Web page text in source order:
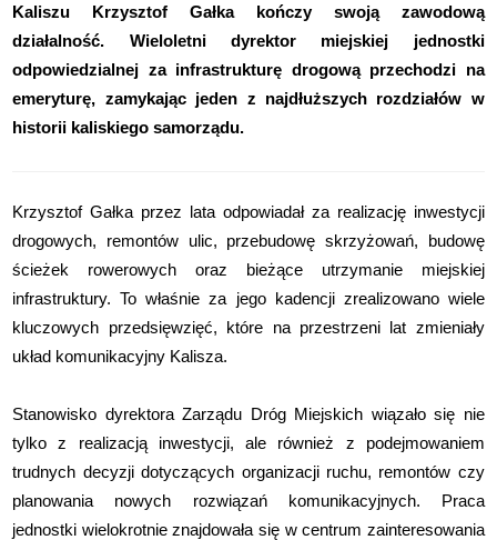
Kaliszu Krzysztof Gałka kończy swoją zawodową
działalność. Wieloletni dyrektor miejskiej jednostki
odpowiedzialnej za infrastrukturę drogową przechodzi na
emeryturę, zamykając jeden z najdłuższych rozdziałów w
historii kaliskiego samorządu.
Krzysztof Gałka przez lata odpowiadał za realizację inwestycji
drogowych, remontów ulic, przebudowę skrzyżowań, budowę
ścieżek rowerowych oraz bieżące utrzymanie miejskiej
infrastruktury. To właśnie za jego kadencji zrealizowano wiele
kluczowych przedsięwzięć, które na przestrzeni lat zmieniały
układ komunikacyjny Kalisza.
Stanowisko dyrektora Zarządu Dróg Miejskich wiązało się nie
tylko z realizacją inwestycji, ale również z podejmowaniem
trudnych decyzji dotyczących organizacji ruchu, remontów czy
planowania nowych rozwiązań komunikacyjnych. Praca
jednostki wielokrotnie znajdowała się w centrum zainteresowania